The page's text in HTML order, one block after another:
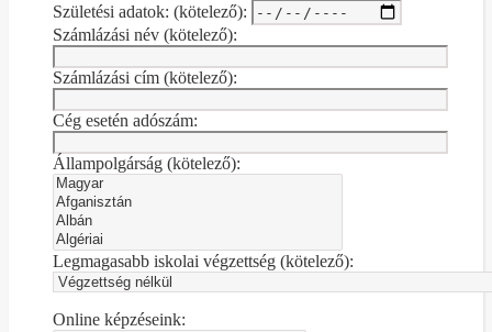
Születési adatok: (kötelező):
Számlázási név (kötelező):
Számlázási cím (kötelező):
Cég esetén adószám:
Állampolgárság (kötelező):
Legmagasabb iskolai végzettség (kötelező):
Online képzéseink: